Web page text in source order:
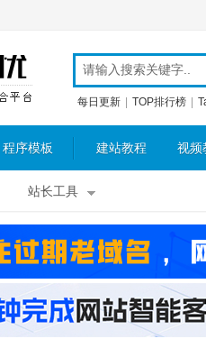
每日更新 TOP排行榜
程序模板 建站教程 视频
站长工具